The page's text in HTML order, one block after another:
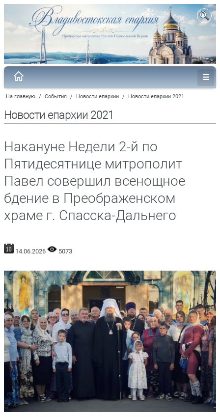
На главную / События / Новости епархии / Новости епархии 2021
Новости епархии 2021
Накануне Недели 2-й по
Пятидесятнице митрополит
Павел совершил всенощное
бдение в Преображенском
храме г. Спасска-Дальнего
14.06.2026 5073